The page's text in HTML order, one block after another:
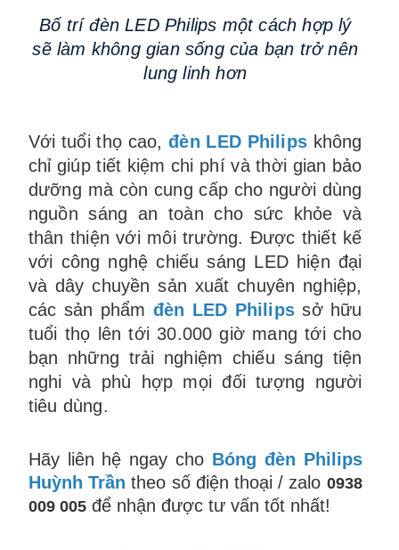
Bố trí đèn LED Philips một cách hợp lý
sẽ làm không gian sống của bạn trở nên
lung linh hơn
Với tuổi thọ cao,đèn LED Philipskhông
chỉ giúp tiết kiệm chi phí và thời gian bảo
dưỡng mà còn cung cấp cho người dùng
nguồn sáng an toàn cho sức khỏe và
thân thiện với môi trường. Được thiết kế
với công nghệ chiếu sáng LED hiện đại
và dây chuyền sản xuất chuyên nghiệp,
các sản phẩm đèn LED Philips sở hữu
tuổi thọ lên tới 30.000 giờ mang tới cho
bạn những trải nghiệm chiếu sáng tiện
nghi và phù hợp mọi đối tượng người
tiêu dùng.
Hãy liên hệ ngay cho Bóng đèn Philips
Huỳnh Trần theo số điện thoại / zalo 0938
009 005để nhận được tư vấn tốt nhất!